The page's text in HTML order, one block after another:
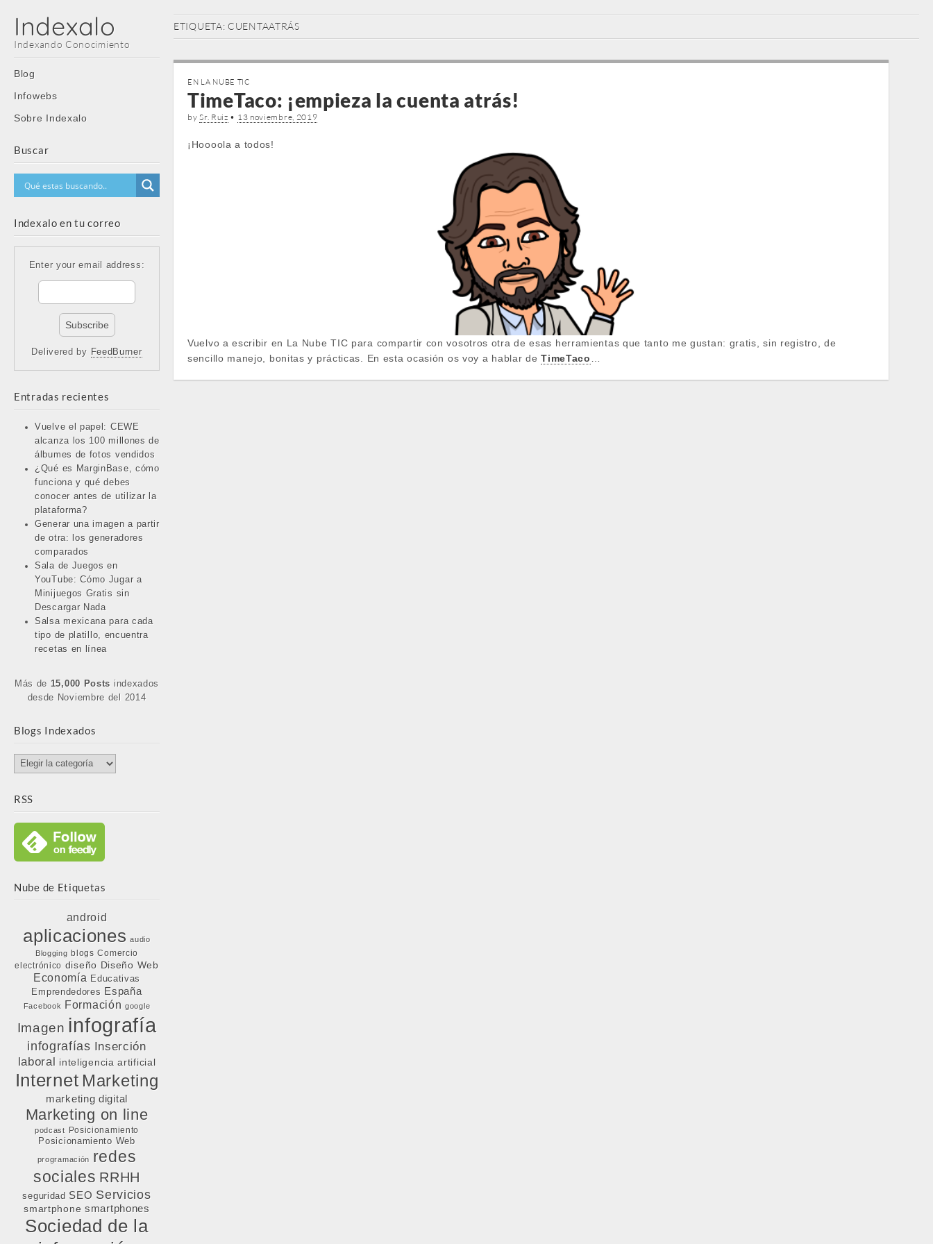
Indexalo
Indexando Conocimiento
Main
menu
Skip
content
Blog
Infowebs
Sobre Indexalo
Buscar
Indexalo en tu correo
Enter your email address:
Delivered by FeedBurner
Entradas recientes
Vuelve el papel: CEWE
alcanza los 100 millones de
álbumes de fotos vendidos
¿Qué es MarginBase, cómo
funciona y qué debes
conocer antes de utilizar la
plataforma?
Generar una imagen a partir
de otra: los generadores
comparados
Sala de Juegos en
YouTube: Cómo Jugar a
Minijuegos Gratis sin
Descargar Nada
Salsa mexicana para cada
tipo de platillo, encuentra
recetas en línea
Más de 15,000 Posts indexados
desde Noviembre del 2014
Blogs Indexados
Blogs
Indexados
RSS
Nube de Etiquetas
android
aplicaciones audio
Blogging blogs Comercio
electrónico diseño Diseño Web
Economía Educativas
Emprendedores España
Facebook Formación google
Imagen infografía
infografías Inserción
laboral inteligencia artificial
Internet Marketing
marketing digital
Marketing on line
podcast
Posicionamiento
Posicionamiento Web
programación redes
sociales RRHH
seguridad SEO Servicios
smartphone smartphones
Sociedad de la
ETIQUETA: CUENTAATRÁS
EN LA NUBE TIC
TimeTaco: ¡empieza la cuenta atrás!
bySr. Ruiz • 13 noviembre, 2019
¡Hoooola a todos!
Vuelvo a escribir en La Nube TIC para compartir con vosotros otra de esas herramientas que tanto me gustan: gratis, sin registro, de
sencillo manejo, bonitas y prácticas. En esta ocasión os voy a hablar deTimeTaco